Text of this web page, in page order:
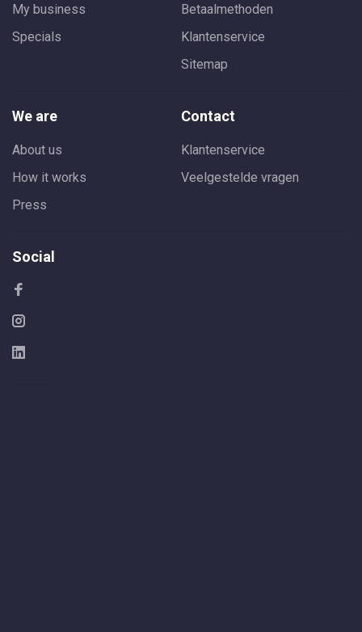
My business
Specials
Betaalmethoden
Klantenservice
Sitemap
We are
About us
How it works
Press
Contact
Klantenservice
Veelgestelde vragen
Social